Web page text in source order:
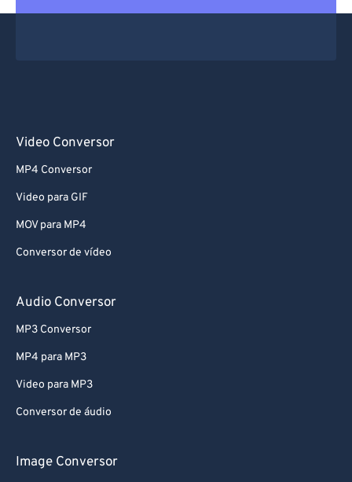
Video Conversor
MP4 Conversor
Video para GIF
MOV para MP4
Conversor de vídeo
Audio Conversor
MP3 Conversor
MP4 para MP3
Video para MP3
Conversor de áudio
Image Conversor